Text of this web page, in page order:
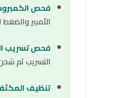
فحص
الأمبير والضغط
فحص تسريب
التسريب ثم
تنظيف